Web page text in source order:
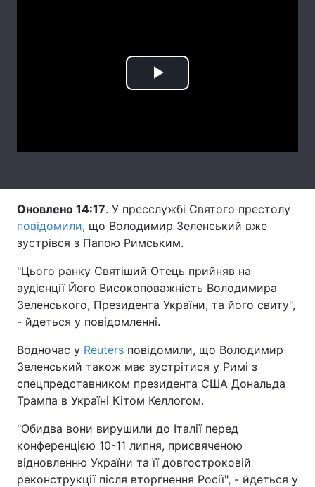
Тема оформлення
Play
Оновлено 14:17. У пресслужбі Святого престолу
повідомили, що Володимир Зеленський вже
зустрівся з Папою Римським.
"Цього ранку Святіший Отець прийняв на
аудієнції Його Високоповажність Володимира
Зеленського, Президента України, та його свиту",
- йдеться у повідомленні.
Водночас у Reuters повідомили, що Володимир
Зеленський також має зустрітися у Римі з
спецпредставником президента США Дональда
Трампа в Україні Кітом Келлогом.
"Обидва вони вирушили до Італії перед
конференцією 10-11 липня, присвяченою
відновленню України та її довгостроковій
реконструкції після вторгнення Росії", - йдеться у